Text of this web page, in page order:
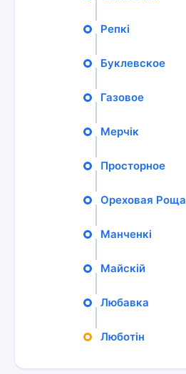
Репкі
Буклевское
Газовое
Мерчік
Просторное
Ореховая Роща
Манченкі
Майскій
Любавка
Люботін